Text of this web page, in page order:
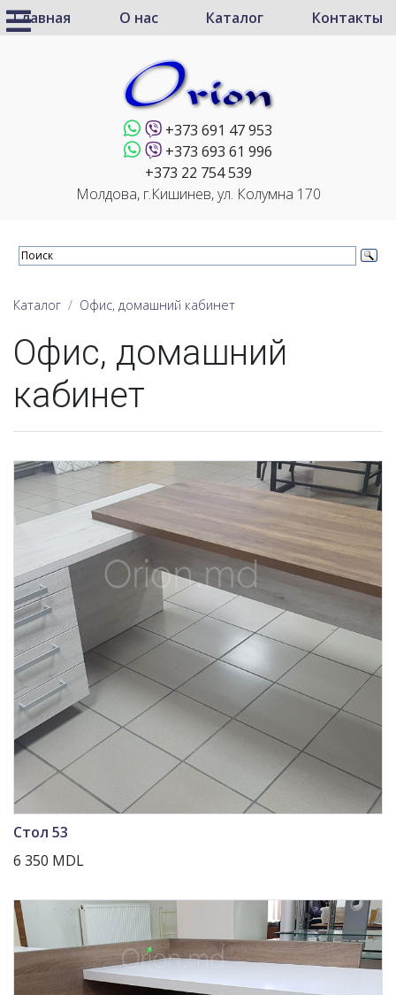
Главная О нас Каталог Контакты
+373 691 47 953
+373 693 61 996
+373 22 754 539
Молдова, г.Кишинев, ул. Колумна 170
Каталог Офис, домашний кабинет
Офис, домашний
кабинет
Стол 53
6 350 MDL